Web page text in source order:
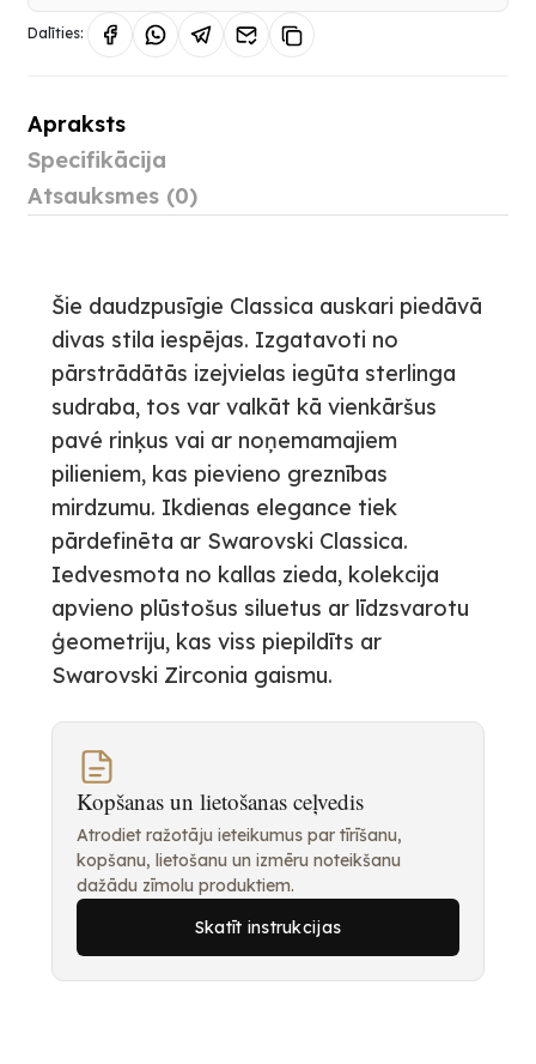
Dalīties:
Apraksts
Specifikācija
Atsauksmes (0)
Šie daudzpusīgie Classica auskari piedāvā
divas stila iespējas. Izgatavoti no
pārstrādātās izejvielas iegūta sterlinga
sudraba, tos var valkāt kā vienkāršus
pavé rinķus vai ar noņemamajiem
pilieniem, kas pievieno greznības
mirdzumu. Ikdienas elegance tiek
pārdefinēta ar Swarovski Classica.
Iedvesmota no kallas zieda, kolekcija
apvieno plūstošus siluetus ar līdzsvarotu
ģeometriju, kas viss piepildīts ar
Swarovski Zirconia gaismu.
Kopšanas un lietošanas ceļvedis
Atrodiet ražotāju ieteikumus par tīrīšanu,
kopšanu, lietošanu un izmēru noteikšanu
dažādu zīmolu produktiem.
Skatīt instrukcijas